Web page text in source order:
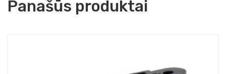
Panašūs produktai